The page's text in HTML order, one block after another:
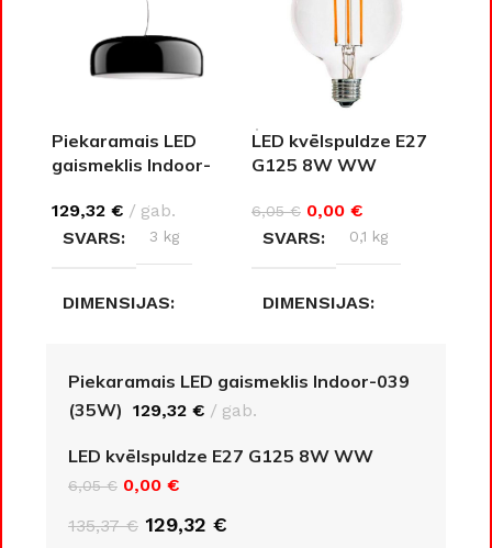
Piekaramais LED
gaismeklis Indoor-
129,32 €
gab.
SVARS
3 kg
DIMENSIJAS
AIZSARDZĪBAS
KLASE
LED kvēlspuldze E27
G125 8W WW
6,05€ 0,00 €
SVARS
0,1 kg
DIMENSIJAS
Piekaramais LED gaismeklis Indoor-039
(35W) 129,32 € gab.
LED kvēlspuldze E27 G125 8W WW
6,05€ 0,00 €
135,37€ 129,32 €